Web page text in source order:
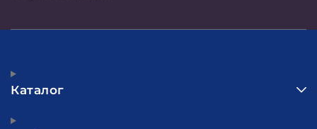
Каталог